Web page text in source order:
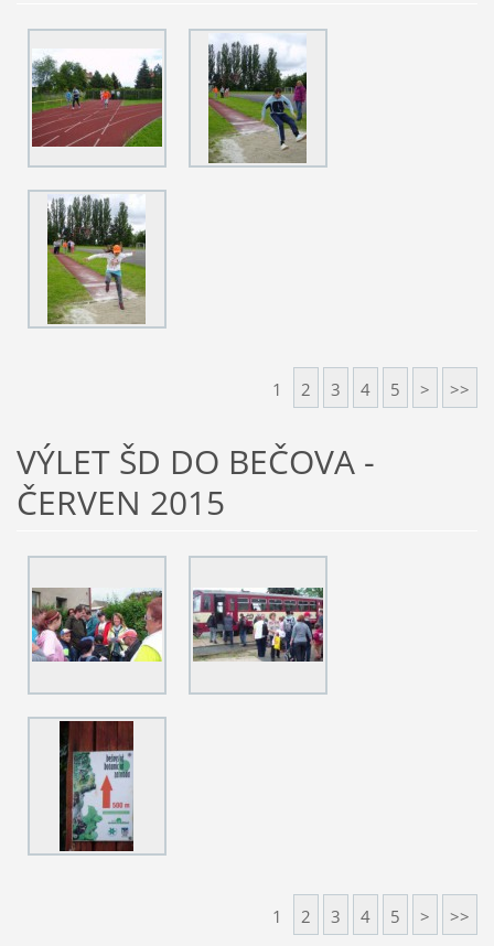
1 2 3 4 5 > >>
VÝLET ŠD DO BEČOVA -
ČERVEN 2015
1 2 3 4 5 > >>